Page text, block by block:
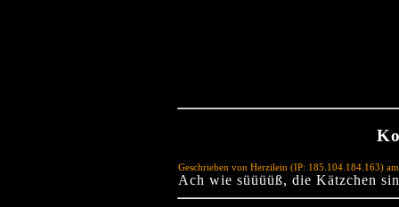
Geschrieben von Herzilein (IP: 185.104.184.163)
Ach wie süüüüß, die Kätzchen